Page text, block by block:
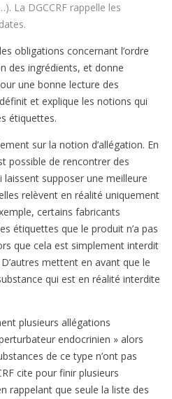
La DGCCRF rappelle les
obligations concernant l’ordre
des ingrédients, et donne
une bonne lecture des
et explique les notions qui
étiquettes.
sur la notion d’allégation. En
possible de rencontrer des
supposer une meilleure
relèvent en réalité uniquement
certains fabricants
étiquettes que le produit n’a pas
que cela est simplement interdit
mettent en avant que le
qui est en réalité interdite
plusieurs allégations
endocrinien » alors
de ce type n’ont pas
cite pour finir plusieurs
rappelant que seule la liste des